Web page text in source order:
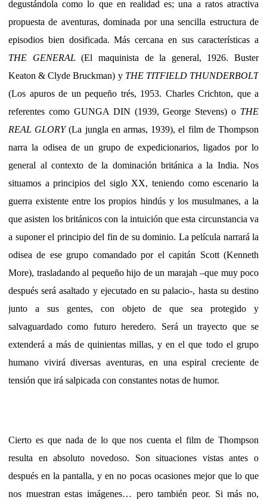
degustándola como lo que en realidad es; una a ratos atractiva
propuesta de aventuras, dominada por una sencilla estructura de
episodios bien dosificada. Más cercana en sus características a
THE GENERAL(El maquinista de la general, 1926. Buster
Keaton & Clyde Bruckman) y THE TITFIELD THUNDERBOLT
(Los apuros de un pequeño trés, 1953. Charles Crichton, que a
referentes como GUNGA DIN (1939, George Stevens) o THE
REAL GLORY(La jungla en armas, 1939), el film de Thompson
narra la odisea de un grupo de expedicionarios, ligados por lo
general al contexto de la dominación británica a la India. Nos
situamos a principios del siglo XX, teniendo como escenario la
guerra existente entre los propios hindús y los musulmanes, a la
que asisten los británicos con la intuición que esta circunstancia va
a suponer el principio del fin de su dominio. La película narrará la
odisea de ese grupo comandado por el capitán Scott (Kenneth
More), trasladando al pequeño hijo de un marajah –que muy poco
después será asaltado y ejecutado en su palacio-, hasta su destino
junto a sus gentes, con objeto de que sea protegido y
salvaguardado como futuro heredero. Será un trayecto que se
extenderá a más de quinientas millas, y en el que todo el grupo
humano vivirá diversas aventuras, en una espiral creciente de
tensión que irá salpicada con constantes notas de humor.
Cierto es que nada de lo que nos cuenta el film de Thompson
resulta en absoluto novedoso. Son situaciones vistas antes o
después en la pantalla, y en no pocas ocasiones mejor que lo que
nos muestran estas imágenes… pero también peor. Si más no,